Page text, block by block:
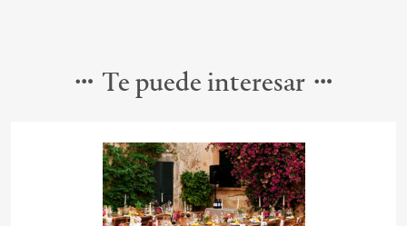
Te puede interesar